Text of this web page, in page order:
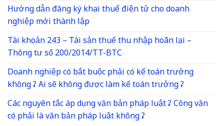
Hướng dẫn đăng ký khai thuế điện tử cho doanh
nghiệp mới thành lập
Tài khoản 243 – Tài sản thuế thu nhập hoãn lại –
Thông tư số 200/2014/TT-BTC
Doanh nghiệp có bắt buộc phải có kế toán trưởng
không ? Ai sẽ không được làm kế toán trưởng ?
Các nguyên tắc áp dụng văn bản pháp luật ? Công văn
có phải là văn bản pháp luật không ?